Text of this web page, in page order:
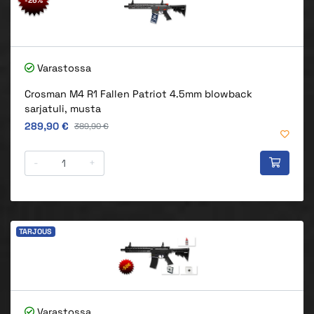
Varastossa
Crosman M4 R1 Fallen Patriot 4.5mm blowback
sarjatuli, musta
Alkuperäinen hinta
289,90 € Alkuperäinen hinta
389,90 €
- +
TARJOUS